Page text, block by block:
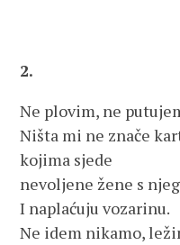
2.
Ne plovim, ne
Ništa mi ne znače
kojima sjede
nevoljene žene s
I naplaćuju vozarinu.
Ne idem nikamo,